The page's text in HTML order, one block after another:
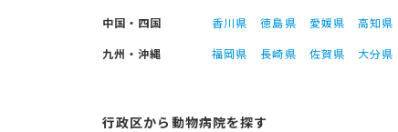
中国・四国
香川県 徳島県 愛媛県 高知県
九州・沖縄
福岡県 長崎県 佐賀県 大分県
行政区から動物病院を探す